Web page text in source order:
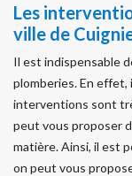
Les
ville de
Il est indispensable
plomberies. En
interventions sont
peut vous proposer
matière. Ainsi, il est
on peut vous